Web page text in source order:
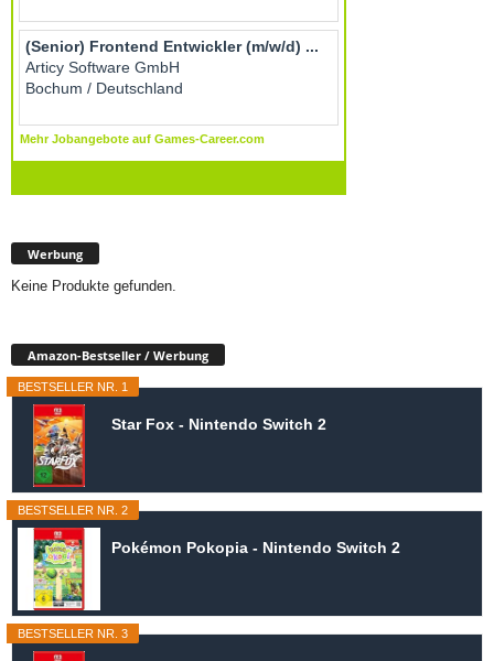
Werbung
Keine Produkte gefunden.
Amazon-Bestseller / Werbung
BESTSELLER NR. 1
Star Fox - Nintendo Switch 2
BESTSELLER NR. 2
Pokémon Pokopia - Nintendo Switch 2
BESTSELLER NR. 3